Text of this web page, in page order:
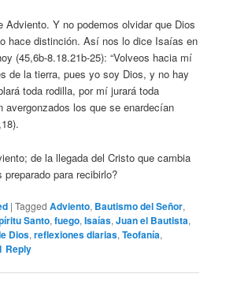
Adviento. Y no podemos olvidar que Dios
hace distinción. Así nos lo dice Isaías en
(45,6b-8.18.21b-25): “Volveos hacia mí
de la tierra, pues yo soy Dios, y no hay
toda rodilla, por mí jurará toda
avergonzados los que se enardecían
de la llegada del Cristo que cambia
para recibirlo?
|Tagged Adviento, Bautismo del Señor,
Santo,fuego,Isaías,Juan el Bautista,
Dios,reflexiones diarias,Teofanía,
Reply